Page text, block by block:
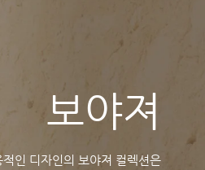
보야져
인 디자인의 보야져 컬렉션은